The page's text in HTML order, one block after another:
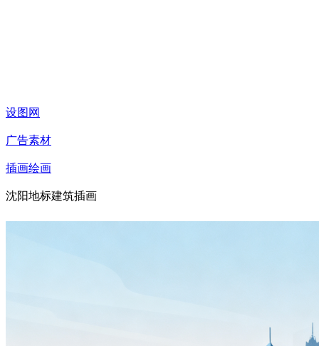
设图网
广告素材
插画绘画
沈阳地标建筑插画